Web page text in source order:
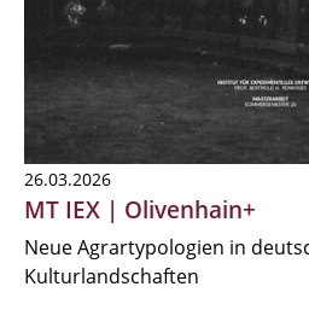
26.03.2026
MT IEX | Olivenhain+
Neue Agrartypologien in
Kulturlandschaften